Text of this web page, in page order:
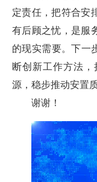
定责任，把符合安
有后顾之忧，是服
的现实需要。下一
断创新工作方法
源，稳步推动安置
谢谢！